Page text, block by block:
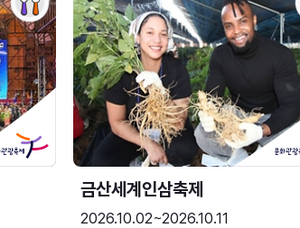
금산세계인삼축제
2026.10.02~2026.10.11